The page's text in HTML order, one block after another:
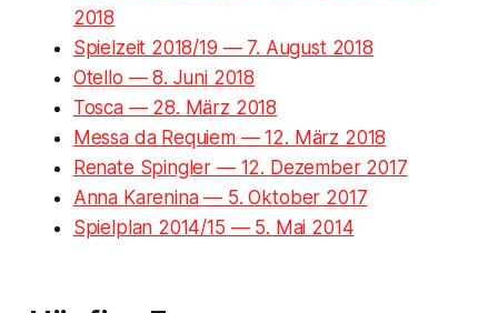
2018
Spielzeit 2018/19 — 7. August 2018
Otello — 8. Juni 2018
Tosca — 28. März 2018
Messa da Requiem — 12. März 2018
Renate Spingler — 12. Dezember 2017
Anna Karenina — 5. Oktober 2017
Spielplan 2014/15 — 5. Mai 2014